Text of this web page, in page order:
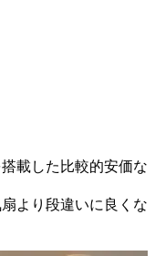
載した比較的安価な
より段違いに良くな